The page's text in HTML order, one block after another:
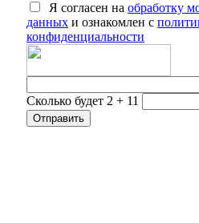
Я согласен на обработку
данных и ознакомлен с
конфиденциальности
Сколько будет 2 + 11